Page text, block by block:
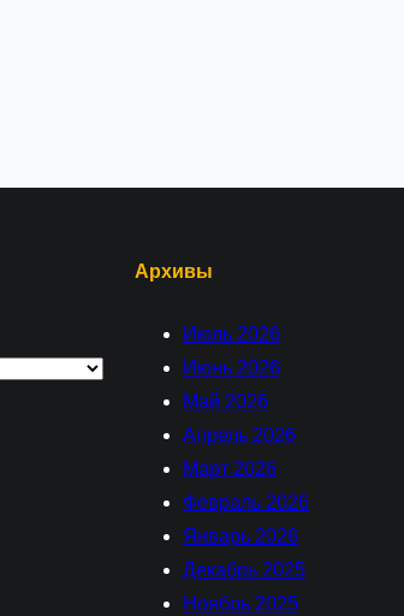
Архивы
Июль 2026
Июнь 2026
Май 2026
Апрель 2026
Март 2026
Февраль 2026
Январь 2026
Декабрь 2025
Ноябрь 2025